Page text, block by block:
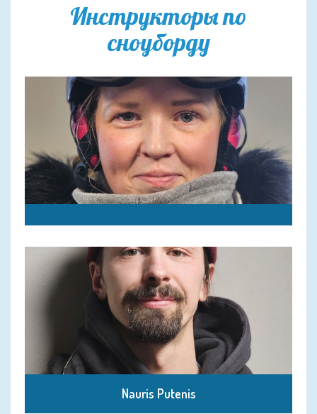
Инструкторы по
сноуборду
1st level LSSIA certificate of snowboarding.
Works in Latvian and English
Nauris Putenis